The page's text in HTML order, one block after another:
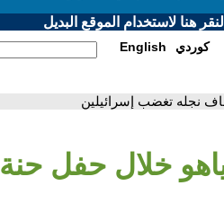
هنا لاستخدام الموقع البديل
English كوردي
نجله تغضب إسرائيلين
خلال حفل حنة